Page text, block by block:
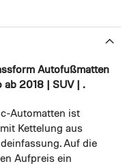
Autofußmatten
ab 2018 | SUV | .
Automatten ist
Kettelung aus
Auf die
Aufpreis ein